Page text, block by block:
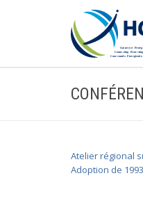
Atelier régional
Adoption de